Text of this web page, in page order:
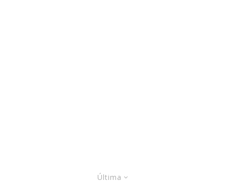
Última